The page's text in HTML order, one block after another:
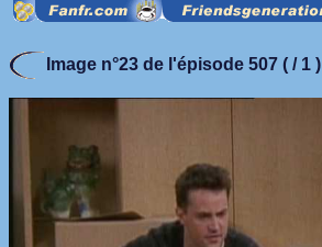
Image n°23 de l'épisode 507 ( / 1 )